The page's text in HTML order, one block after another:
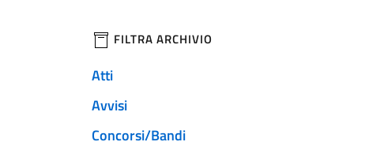
filtri da applicare
FILTRA ARCHIVIO
Atti
Avvisi
Concorsi/Bandi